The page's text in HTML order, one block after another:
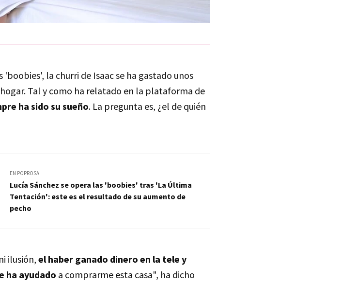
'boobies', la churri de Isaac se ha gastado unos
Tal y como ha relatado en la plataforma de
ha sido su sueño. La pregunta es, ¿el de quién
EN POPROSA
Lucía Sánchez se opera las 'boobies' tras 'La Última
Tentación': este es el resultado de su aumento de
pecho
ilusión, el haber ganado dinero en la tele y
ha ayudado a comprarme esta casa", ha dicho